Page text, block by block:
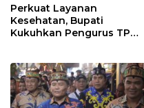
Perkuat Layanan
Kesehatan, Bupati
Kukuhkan Pengurus TP